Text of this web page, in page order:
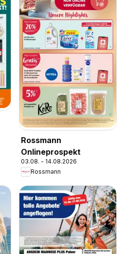
Rossmann
Onlineprospekt
03.08. - 14.08.2026
Rossmann